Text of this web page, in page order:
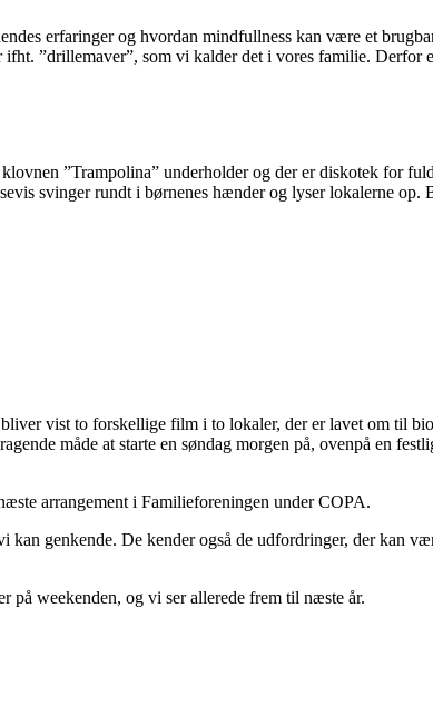
erfaringer og hvordan mindfullness kan være et
”drillemaver”, som vi kalder det i vores familie. Derfor
”Trampolina” underholder og der er diskotek for
svinger rundt i børnenes hænder og lyser lokalerne op.
vist to forskellige film i to lokaler, der er lavet om til
måde at starte en søndag morgen på, ovenpå en
arrangement i Familieforeningen under COPA.
genkende. De kender også de udfordringer, der kan
weekenden, og vi ser allerede frem til næste år.